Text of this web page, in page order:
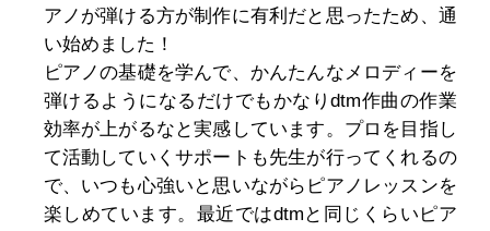
アノが弾ける方が制作に有利だと思ったため、通
い始めました！
ピアノの基礎を学んで、かんたんなメロディーを
弾けるようになるだけでもかなりdtm作曲の作業
効率が上がるなと実感しています。プロを目指し
て活動していくサポートも先生が行ってくれるの
で、いつも心強いと思いながらピアノレッスンを
楽しめています。最近ではdtmと同じくらいピア